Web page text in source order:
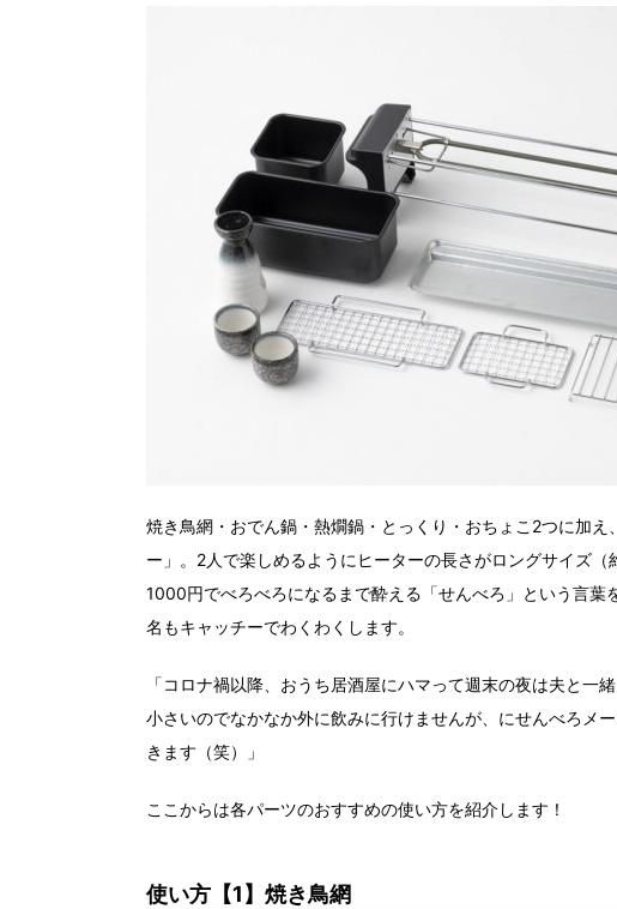
焼き鳥網・おでん鍋・熱燗鍋・とっくり・おちょこ2つに加
ー」。2人で楽しめるようにヒーターの長さがロングサイズ
1000円でべろべろになるまで酔える「せんべろ」という言
名もキャッチーでわくわくします。
「コロナ禍以降、おうち居酒屋にハマって週末の夜は夫と
小さいのでなかなか外に飲みに行けませんが、にせんべろメ
きます（笑）」
ここからは各パーツのおすすめの使い方を紹介します！
使い方【1】焼き鳥網